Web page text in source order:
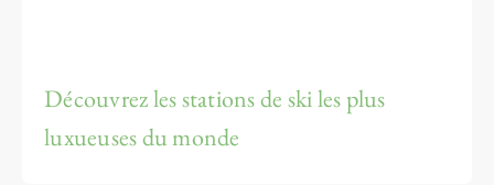
Découvrez les stations de ski les plus
luxueuses du monde